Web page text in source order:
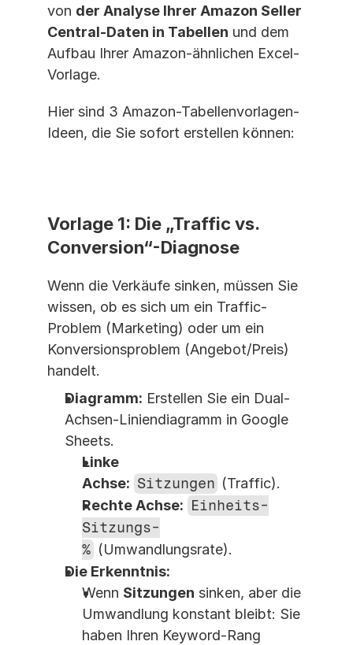
von der Analyse Ihrer Amazon Seller
Central-Daten in Tabellen und dem
Aufbau Ihrer Amazon-ähnlichen Excel-
Vorlage.
Hier sind 3 Amazon-Tabellenvorlagen-
Ideen, die Sie sofort erstellen können:
Vorlage 1: Die „Traffic vs.
Conversion“-Diagnose
Wenn die Verkäufe sinken, müssen Sie
wissen, ob es sich um ein Traffic-
Problem (Marketing) oder um ein
Konversionsproblem (Angebot/Preis)
handelt.
Diagramm: Erstellen Sie ein Dual-
Achsen-Liniendiagramm in Google
Sheets.
Linke
Achse: Sitzungen (Traffic).
Rechte Achse: Einheits-
Sitzungs-
% (Umwandlungsrate).
Die Erkenntnis:
Wenn Sitzungen sinken, aber die
Umwandlung konstant bleibt: Sie
haben Ihren Keyword-Rang